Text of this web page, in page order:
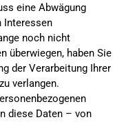
eine Abwägung
Interessen
noch nicht
überwiegen, haben Sie
der Verarbeitung Ihrer
verlangen.
diese Daten – von